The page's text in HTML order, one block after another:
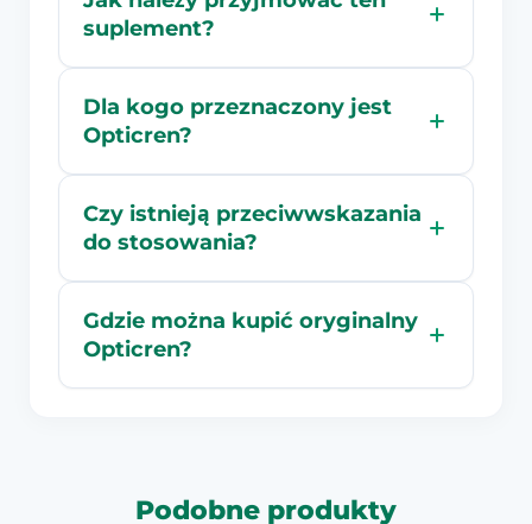
suplement?
Dla kogo przeznaczony jest
Opticren?
Czy istnieją przeciwwskazania
do stosowania?
Gdzie można kupić oryginalny
Opticren?
Podobne produkty